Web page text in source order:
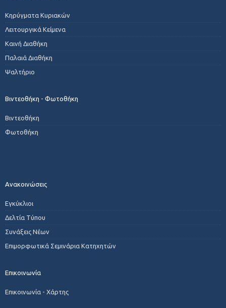
Κηρύγματα Κυριακών
Λειτουργικά Κείμενα
Καινή Διαθήκη
Παλαιά Διαθήκη
Ψαλτήριο
Βιντεοθήκη - Φωτοθήκη
Βιντεοθήκη
Φωτοθήκη
Ανακοινώσεις
Εγκύκλιοι
Δελτία Τύπου
Συνάξεις Νέων
Επιμορφωτικά Σεμινάρια Κατηχητών
Επικοινωνία
Επικοινωνία - Χάρτης